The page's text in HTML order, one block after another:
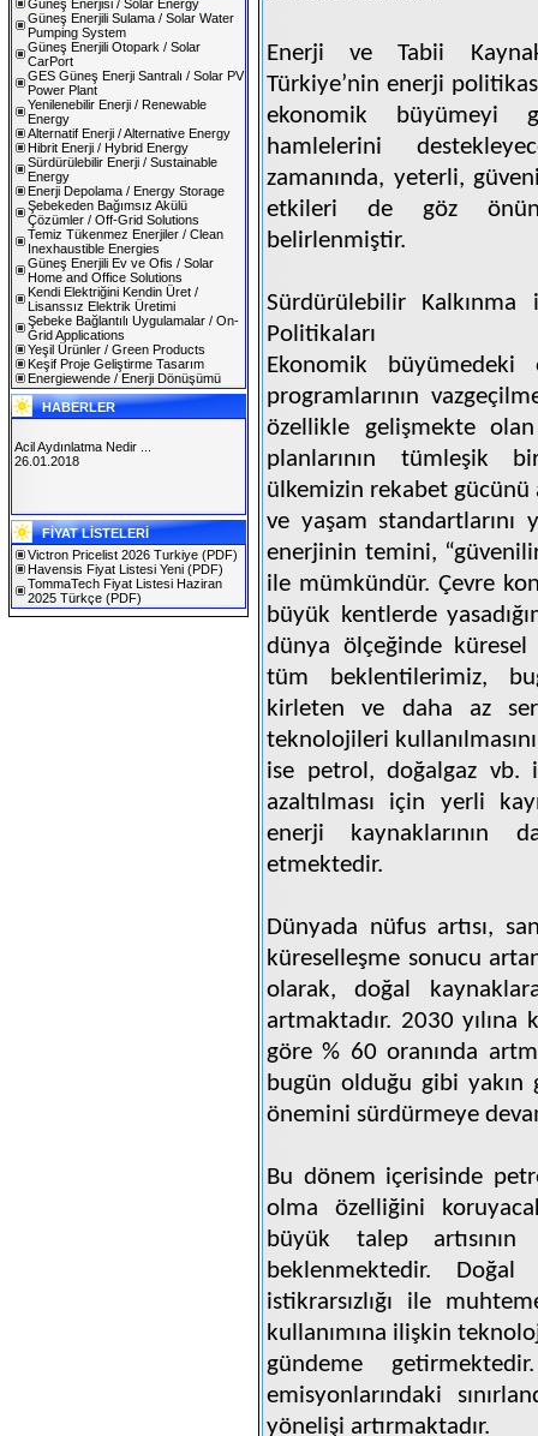
Güneş Enerjisi / Solar Energy
Güneş Enerjili Sulama / Solar Water
Pumping System
Güneş Enerjili Otopark / Solar
CarPort
GES Güneş Enerji Santralı / Solar PV
Power Plant
Yenilenebilir Enerji / Renewable
Energy
Alternatif Enerji / Alternative Energy
Hibrit Enerji / Hybrid Energy
Sürdürülebilir Enerji / Sustainable
Energy
Enerji Depolama / Energy Storage
Şebekeden Bağımsız Akülü
Çözümler / Off-Grid Solutions
Temiz Tükenmez Enerjiler / Clean
Inexhaustible Energies
Güneş Enerjili Ev ve Ofis / Solar
Home and Office Solutions
Kendi Elektriğini Kendin Üret /
Lisanssız Elektrik Üretimi
Şebeke Bağlantılı Uygulamalar / On-
Grid Applications
Yeşil Ürünler / Green Products
Keşif Proje Geliştirme Tasarım
Energiewende / Enerji Dönüşümü
HABERLER
SOLAREX ISTANBUL 2019
30.01.2019
Acil Aydınlatma Nedir ...
26.01.2018
FİYAT LİSTELERİ
Victron Pricelist 2026 Turkiye (PDF)
Havensis Fiyat Listesi Yeni (PDF)
TommaTech Fiyat Listesi Haziran
2025 Türkçe (PDF)
Enerji ve Tabii
Türkiye’nin enerji
ekonomik büyümeyi
hamlelerini
zamanında, yeterli,
etkileri de göz
belirlenmiştir.
Sürdürülebilir
Politikaları
Ekonomik
programlarının
özellikle gelişmekte
planlarının tümleşik
ülkemizin rekabet
ve yaşam
enerjinin temini,
ile mümkündür. Çevre
büyük kentlerde
dünya ölçeğinde küresel
tüm beklentilerimiz,
kirleten ve daha az
teknolojileri
ise petrol, doğalgaz vb.
azaltılması için yerli
enerji kaynaklarının
etmektedir.
Dünyada nüfus artısı,
küreselleşme sonucu
olarak, doğal
artmaktadır. 2030
göre % 60 oranında
bugün olduğu gibi
önemini sürdürmeye
Bu dönem içerisinde
olma özelliğini
büyük talep artısının
beklenmektedir.
istikrarsızlığı ile
kullanımına ilişkin
gündeme
emisyonlarındaki
yönelişi artırmaktadır.